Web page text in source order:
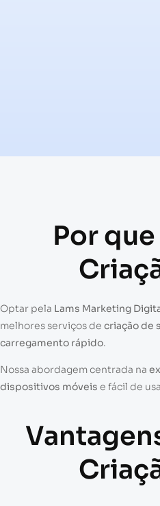
Por
Optar pela Lams Marketing
melhores serviços de criação de
carregamento rápido.
Nossa abordagem centrada na
dispositivos móveis e fácil de